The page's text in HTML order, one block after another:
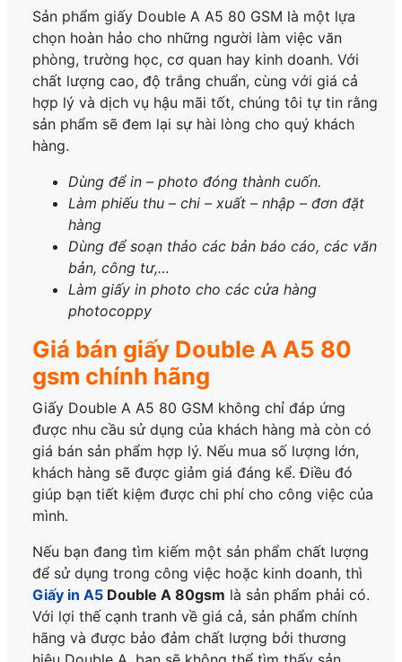
Sản phẩm giấy Double A A5 80 GSM là một lựa
chọn hoàn hảo cho những người làm việc văn
phòng, trường học, cơ quan hay kinh doanh. Với
chất lượng cao, độ trắng chuẩn, cùng với giá cả
hợp lý và dịch vụ hậu mãi tốt, chúng tôi tự tin rằng
sản phẩm sẽ đem lại sự hài lòng cho quý khách
hàng.
Dùng để in – photo đóng thành cuốn.
Làm phiếu thu – chi – xuất – nhập – đơn đặt
hàng
Dùng để soạn thảo các bản báo cáo, các văn
bản, công tư,…
Làm giấy in photo cho các cửa hàng
photocoppy
Giá bán giấy Double A A5 80
gsm chính hãng
Giấy Double A A5 80 GSM không chỉ đáp ứng
được nhu cầu sử dụng của khách hàng mà còn có
giá bán sản phẩm hợp lý. Nếu mua số lượng lớn,
khách hàng sẽ được giảm giá đáng kể. Điều đó
giúp bạn tiết kiệm được chi phí cho công việc của
mình.
Nếu bạn đang tìm kiếm một sản phẩm chất lượng
để sử dụng trong công việc hoặc kinh doanh, thì
Giấy in A5 Double A 80gsm là sản phẩm phải có.
Với lợi thế cạnh tranh về giá cả, sản phẩm chính
hãng và được bảo đảm chất lượng bởi thương